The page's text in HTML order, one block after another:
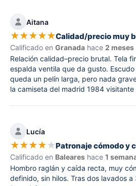
Aitana
★★★★★Calidad/precio muy
Calificado en Granada hace 2 meses
Relación calidad–precio brutal. Tela
espalda ventila que da gusto.
queda un pelín larga, pero nada
la camiseta del madrid 1984 visitante
Lucía
★★★★★Patronaje cómodo y
Calificado en Baleares hace 1
Hombro raglán y caída recta, muy
definido, sin hilos. Tras dos lavados a